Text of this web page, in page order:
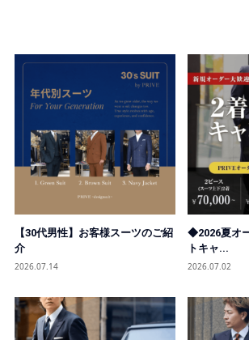
【30代男性】お客様スーツのご紹
介
2026.07.14
◆2026夏オ
トキャ...
2026.07.02